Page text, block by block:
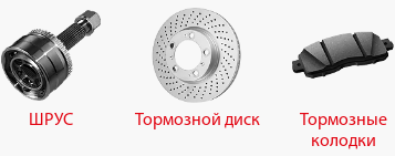
ШРУС Тормозной диск
Тормозные
колодки